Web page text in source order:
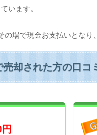
います。
の場で現金お支払いとなり
却された方の口コ